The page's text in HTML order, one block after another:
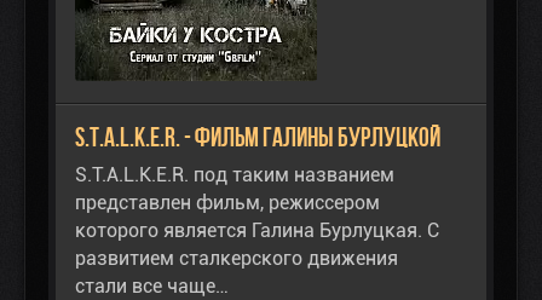
S.T.A.L.K.E.R. - Фильм Галины Бурлуцкой
S.T.A.L.K.E.R. под таким названием
представлен фильм, режиссером
которого является Галина Бурлуцкая. С
развитием сталкерского движения
стали все чаще…